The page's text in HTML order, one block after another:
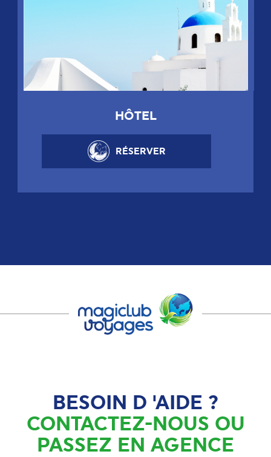
HÔTEL
RÉSERVER
BESOIN D 'AIDE ?
CONTACTEZ-NOUS OU
PASSEZ EN AGENCE